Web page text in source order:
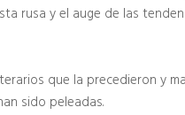
rusa y el auge de las
que la precedieron y
sido peleadas.